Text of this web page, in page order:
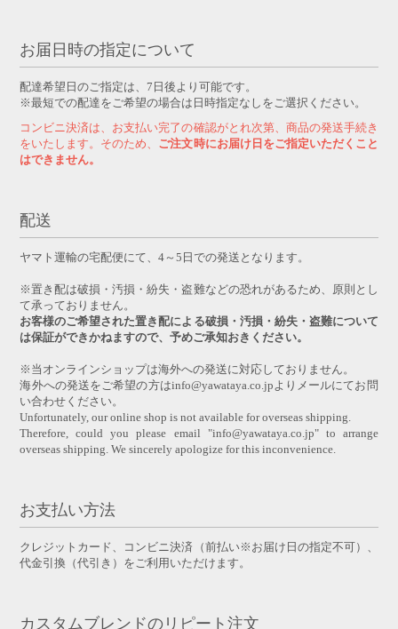
お届日時の指定について
配達希望日のご指定は、7日後より可能です。
※最短での配達をご希望の場合は日時指定なしをご選択ください。
コンビニ決済は、お支払い完了の確認がとれ次第、商品の発送手続き
をいたします。そのため、 ご注文時にお届け日をご指定いただくこと
はできません。
配送
ヤマト運輸の宅配便にて、4～5日での発送となります。
※置き配は破損・汚損・紛失・盗難などの恐れがあるため、原則とし
て承っておりません。
お客様のご希望された置き配による破損・汚損・紛失・盗難について
は保証ができかねますので、予めご承知おきください。
※当オンラインショップは海外への発送に対応しておりません。
海外への発送をご希望の方はinfo@yawataya.co.jpよりメールにてお問
い合わせください。
Unfortunately, our online shop is not available for overseas shipping.
Therefore, could you please email "info@yawataya.co.jp" to arrange
overseas shipping. We sincerely apologize for this inconvenience.
お支払い方法
クレジットカード、コンビニ決済（前払い※お届け日の指定不可）、
代金引換（代引き）をご利用いただけます。
カスタムブレンドのリピート注文